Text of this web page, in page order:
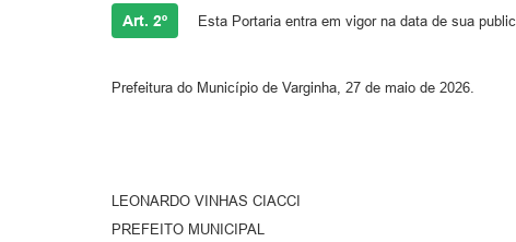
Art. 2º Esta Portaria entra em vigor na data de sua
Prefeitura do Município de Varginha, 27 de maio de 2026.
LEONARDO VINHAS CIACCI
PREFEITO MUNICIPAL